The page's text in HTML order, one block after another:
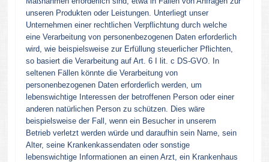
unseren Produkten oder Leistungen. Unterliegt unser
Unternehmen einer rechtlichen Verpflichtung durch welche
eine Verarbeitung von personenbezogenen Daten erforderlich
wird, wie beispielsweise zur Erfüllung steuerlicher Pflichten,
so basiert die Verarbeitung auf Art. 6 I lit. c DS-GVO. In
seltenen Fällen könnte die Verarbeitung von
personenbezogenen Daten erforderlich werden, um
lebenswichtige Interessen der betroffenen Person oder einer
anderen natürlichen Person zu schützen. Dies wäre
beispielsweise der Fall, wenn ein Besucher in unserem
Betrieb verletzt werden würde und daraufhin sein Name, sein
Alter, seine Krankenkassendaten oder sonstige
lebenswichtige Informationen an einen Arzt, ein Krankenhaus